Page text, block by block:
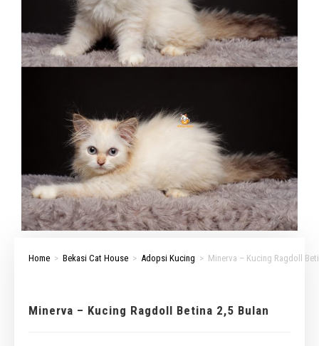
Home > Bekasi Cat House > Adopsi Kucing > Minerva – Kucing Ragdoll
Minerva – Kucing Ragdoll Betina 2,5 Bulan